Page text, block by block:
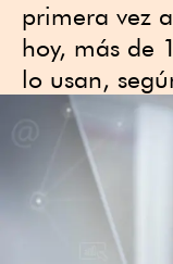
primera vez
hoy, más de
lo usan,